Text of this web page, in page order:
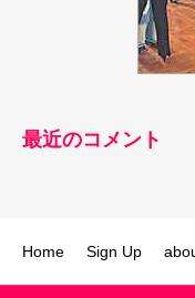
最近のコメント
Home Sign Up